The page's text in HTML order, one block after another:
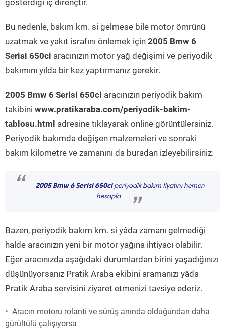
gösterdiği iç dirençtir.
Bu nedenle, bakım km. si gelmese bile motor ömrünü
uzatmak ve yakıt israfını önlemek için 2005 Bmw 6
Serisi 650ci aracınızın motor yağ değişimi ve periyodik
bakımını yılda bir kez yaptırmanız gerekir.
2005 Bmw 6 Serisi 650ci aracınızın periyodik bakım
takibini www.pratikaraba.com/periyodik-bakim-
tablosu.html adresine tıklayarak online görüntülersiniz.
Periyodik bakımda değişen malzemeleri ve sonraki
bakım kilometre ve zamanını da buradan izleyebilirsiniz.
“ 2005 Bmw 6 Serisi 650ciperiyodik bakım fiyatını hemen
hesapla
”
Bazen, periyodik bakım km. si yâda zamanı gelmediği
halde aracınızın yeni bir motor yağına ihtiyacı olabilir.
Eğer aracınızda aşağıdaki durumlardan birini yaşadığınızı
düşünüyorsanız Pratik Araba ekibini aramanızı yâda
Pratik Araba servisini ziyaret etmenizi tavsiye ederiz.
Aracın motoru rolanti ve sürüş anında olduğundan daha
gürültülü çalışıyorsa